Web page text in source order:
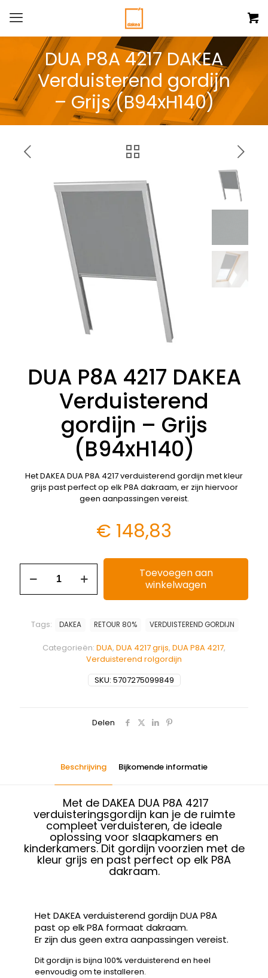
DUA P8A 4217 DAKEA
Verduisterend gordijn
– Grijs (B94xH140)
DUA P8A 4217 DAKEA
Verduisterend
gordijn – Grijs
(B94xH140)
Het DAKEA DUA P8A 4217 verduisterend gordijn met kleur
grijs past perfect op elk P8A dakraam, er zijn hiervoor
geen aanpassingen vereist.
€ 148,83
Toevoegen aan
winkelwagen
SKU: 5707275099849
Categorieën: DUA, DUA 4217 grijs, DUA P8A 4217,
Verduisterend rolgordijn
Tags: DAKEA RETOUR 80% VERDUISTEREND GORDIJN
Delen
Beschrijving Bijkomende informatie
Met de DAKEA DUA P8A 4217
verduisteringsgordijn kan je de ruimte
compleet verduisteren, de ideale
oplossing voor slaapkamers en
kinderkamers. Dit gordijn voorzien met de
kleur grijs en past perfect op elk P8A
dakraam.
Het DAKEA verduisterend gordijn DUA P8A
past op elk P8A formaat dakraam.
Er zijn dus geen extra aanpassingen vereist.
Dit gordijn is bijna 100% verduisterend en heel
eenvoudig om te installeren.